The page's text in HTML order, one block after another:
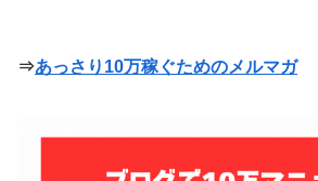
⇒あっさり10万稼ぐためのメルマガ